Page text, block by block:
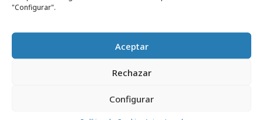
"Configurar".
Aceptar
Rechazar
Configurar
Turquía. A lo largo del Tour, los diseñadores de
Hot Wheels y expertos automovilísticos
locales evaluaron miles de vehículos inscritos,